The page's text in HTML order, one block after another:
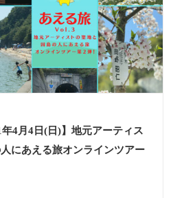
4月4日(日)】地元アーティス
人にあえる旅オンラインツアー